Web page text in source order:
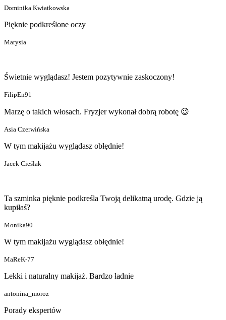
Dominika Kwiatkowska
Pięknie podkreślone oczy
Marysia
Świetnie wyglądasz! Jestem pozytywnie zaskoczony!
FilipEn91
Marzę o takich włosach. Fryzjer wykonał dobrą robotę 😉
Asia Czerwińska
W tym makijażu wyglądasz obłędnie!
Jacek Cieślak
Ta szminka pięknie podkreśla Twoją delikatną urodę. Gdzie ją
kupiłaś?
Monika90
W tym makijażu wyglądasz obłędnie!
MaReK-77
Lekki i naturalny makijaż. Bardzo ładnie
antonina_moroz
Porady ekspertów